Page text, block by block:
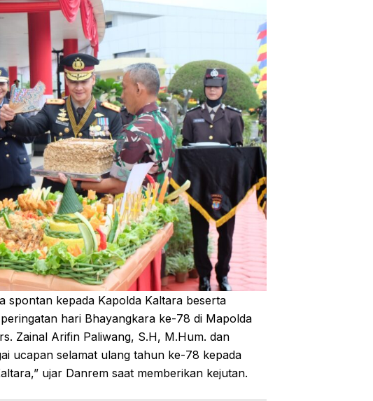
spontan kepada Kapolda Kaltara beserta
hari Bhayangkara ke-78 di Mapolda
Zainal Arifin Paliwang, S.H, M.Hum. dan
ucapan selamat ulang tahun ke-78 kepada
ujar Danrem saat memberikan kejutan.